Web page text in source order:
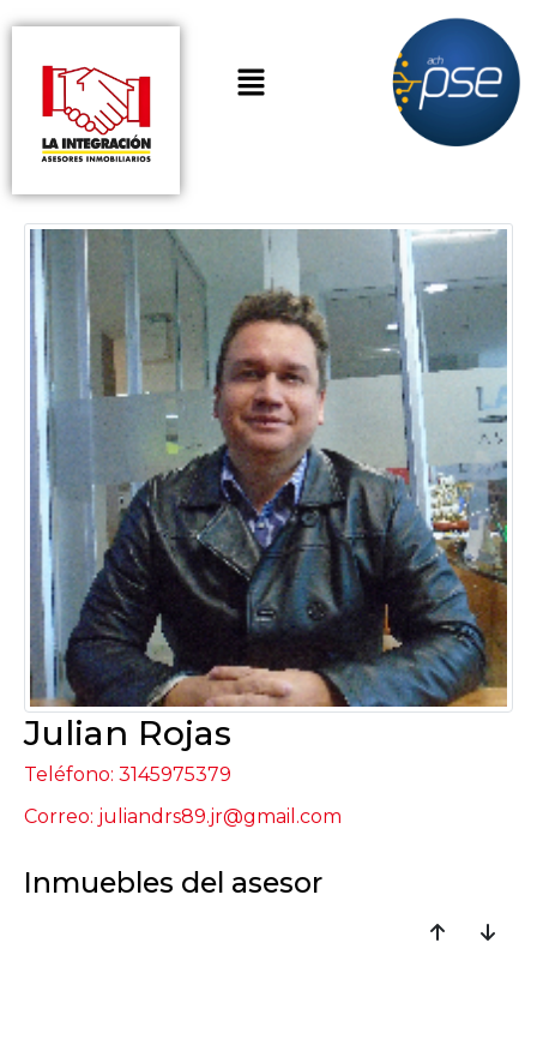
Julian Rojas
Teléfono: 3145975379
Correo: juliandrs89.jr@gmail.com
Inmuebles del asesor